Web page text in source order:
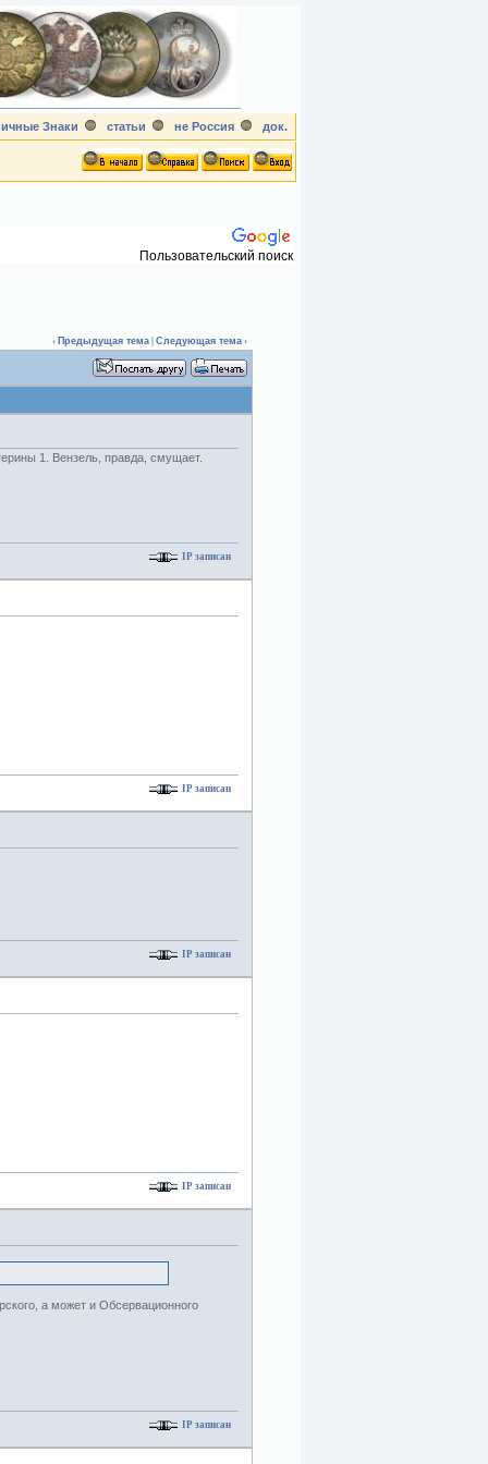
Знаки статьи не Россия док.
Пользовательский поиск
‹ Предыдущая тема Следующая тема ›
1. Вензель, правда, смущает.
IP записан
IP записан
IP записан
IP записан
а может и Обсервационного
IP записан